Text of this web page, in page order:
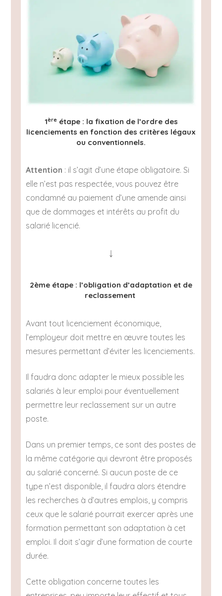
1èreétape : la fixation de l’ordre des
licenciements en fonction des critères légaux
ou conventionnels.
Attention : il s’agit d’une étape obligatoire. Si
elle n’est pas respectée, vous pouvez être
condamné au paiement d’une amende ainsi
que de dommages et intérêts au profit du
salarié licencié.
↓
2ème étape : l’obligation d’adaptation et de
reclassement
Avant tout licenciement économique,
l’employeur doit mettre en œuvre toutes les
mesures permettant d’éviter les licenciements.
Il faudra donc adapter le mieux possible les
salariés à leur emploi pour éventuellement
permettre leur reclassement sur un autre
poste.
Dans un premier temps, ce sont des postes de
la même catégorie qui devront être proposés
au salarié concerné. Si aucun poste de ce
type n’est disponible, il faudra alors étendre
les recherches à d’autres emplois, y compris
ceux que le salarié pourrait exercer après une
formation permettant son adaptation à cet
emploi. Il doit s’agir d’une formation de courte
durée.
Cette obligation concerne toutes les